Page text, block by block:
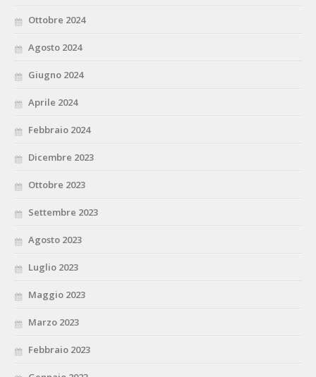
Ottobre 2024
Agosto 2024
Giugno 2024
Aprile 2024
Febbraio 2024
Dicembre 2023
Ottobre 2023
Settembre 2023
Agosto 2023
Luglio 2023
Maggio 2023
Marzo 2023
Febbraio 2023